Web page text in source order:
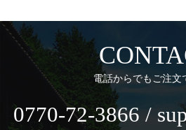
電話からでもご注文
0770-72-3866 /